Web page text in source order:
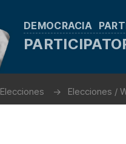
DEMOCRACIA
Elecciones Elecciones /